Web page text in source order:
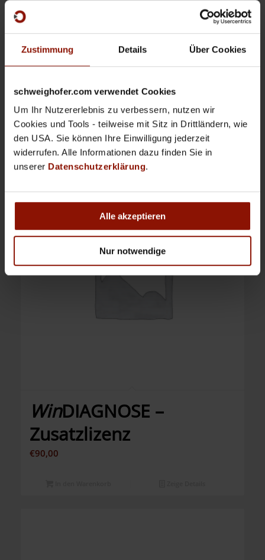
Zustimmung Details Über Cookies
schweighofer.com verwendet Cookies
Um Ihr Nutzererlebnis zu verbessern, nutzen wir
Cookies und Tools - teilweise mit Sitz in Drittländern, wie
den USA. Sie können Ihre Einwilligung jederzeit
widerrufen. Alle Informationen dazu finden Sie in
unserer Datenschutzerklärung.
Alle akzeptieren
Nur notwendige
ABFERTIGUNG,
JUBILÄUM & URLAUB –
Wartungsvertrag
€25,00
In den Warenkorb Zeige Details
WinDIAGNOSE –
Zusatzlizenz
€90,00